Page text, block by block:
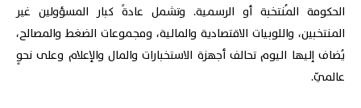
الحكومة المُنتخبة أو الرسمية. وتشمل عادةً كبار المسؤولين غير
المنتخبين، واللوبيات الاقتصادية والمالية، ومجموعات الضغط والمصالح،
يُضاف إليها اليوم تحالف أجهزة الاستخبارات والمال والإعلام وعلى نحوٍ
عالميّ.